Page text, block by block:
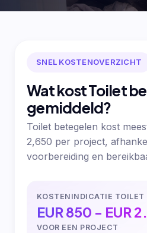
SNEL KOSTENOVERZICHT
Wat kost Toilet
gemiddeld?
Toilet betegelen kost
2,650 per project,
voorbereiding en
KOSTENINDICATIE TOILET
EUR 850 - EUR
VOOR EEN PROJECT